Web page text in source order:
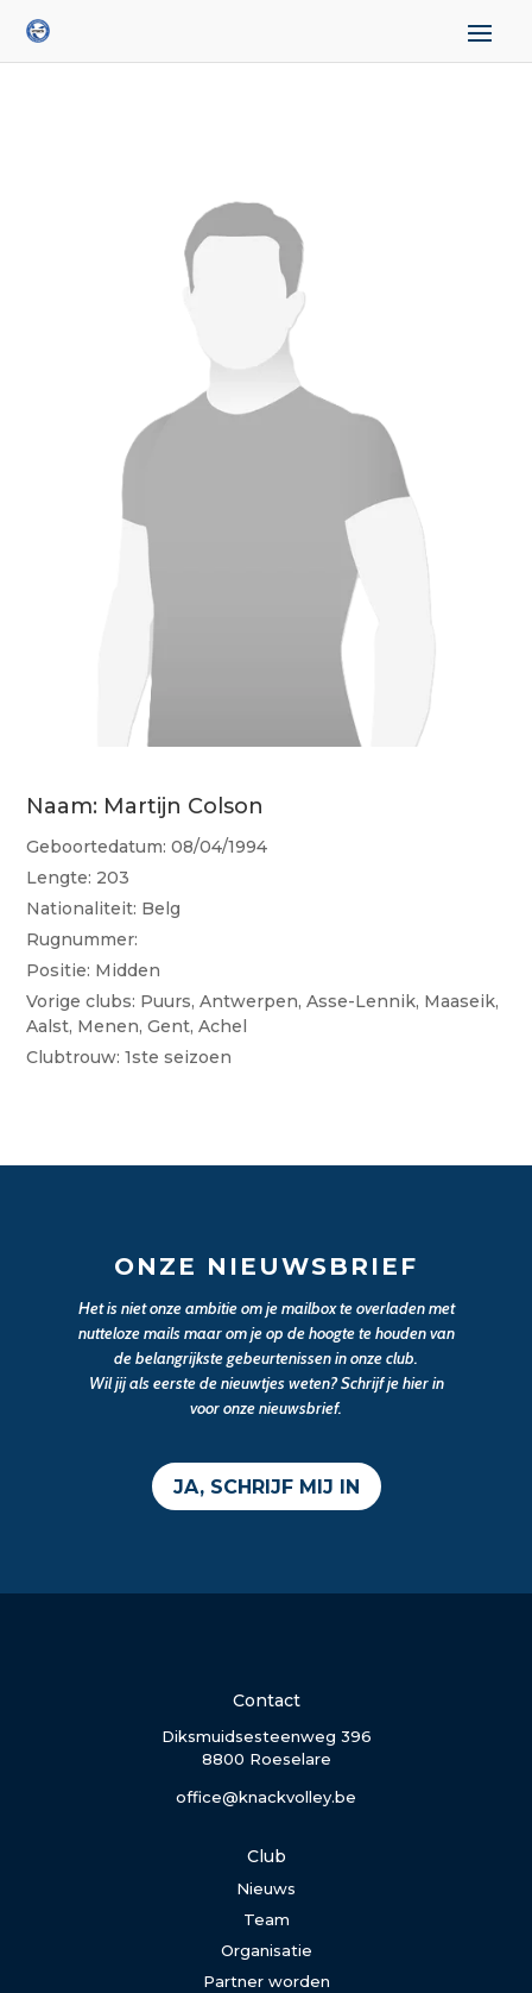
Naam: Martijn Colson
Geboortedatum: 08/04/1994
Lengte: 203
Nationaliteit: Belg
Rugnummer:
Positie: Midden
Vorige clubs: Puurs, Antwerpen, Asse-Lennik, Maaseik,
Aalst, Menen, Gent, Achel
Clubtrouw: 1ste seizoen
ONZE NIEUWSBRIEF
Het is niet onze ambitie om je mailbox te overladen met
nutteloze mails maar om je op de hoogte te houden van
de belangrijkste gebeurtenissen in onze club.
Wil jij als eerste de nieuwtjes weten? Schrijf je hier in
voor onze nieuwsbrief.
JA, SCHRIJF MIJ IN
Contact
Diksmuidsesteenweg 396
8800 Roeselare
office@knackvolley.be
Club
Nieuws
Team
Organisatie
Partner worden